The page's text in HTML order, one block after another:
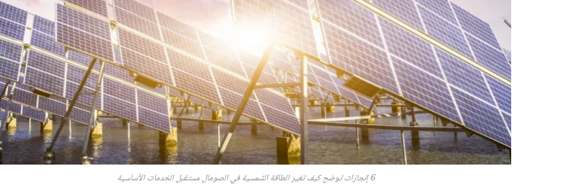
6 إنجازات توضح كيف تغير الطاقة الشمسية في الصومال مستقبل الخدمات الأساسية